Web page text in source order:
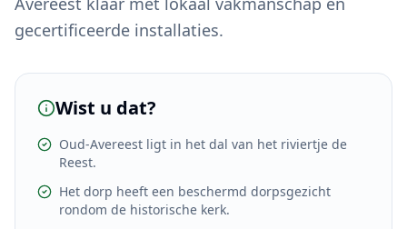
gecertificeerde installaties.
Wist u dat?
Oud-Avereest ligt in het dal van het riviertje de
Reest.
Het dorp heeft een beschermd dorpsgezicht
rondom de historische kerk.